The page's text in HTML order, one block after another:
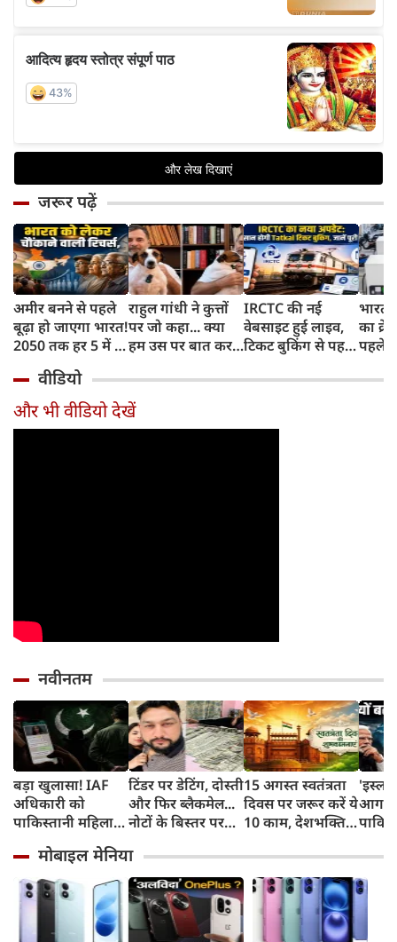
जरूर पढ़ें
अमीर बनने से पहले
बूढ़ा हो जाएगा भारत!
2050 तक हर 5 में 1
साल से ज्यादा उम्र का
राहुल गांधी ने कुत्तों
पर जो कहा... क्या
हम उस पर बात कर
IRCTC की नई
वेबसाइट हुई लाइव,
टिकट बुकिंग से पहले
काम, जानें पूरा
भारत
का
पहले
और
वीडियो
और भी वीडियो देखें
नवीनतम
बड़ा खुलासा! IAF
अधिकारी को
पाकिस्तानी महिला
हनीट्रैफ का शिकार,
गिरफ्तार
टिंडर पर डेटिंग, दोस्ती
और फिर ब्लैकमेल...
नोटों के बिस्तर पर
का सपना, लूट लिए 6
करोड़ रुपए
15 अगस्त स्वतंत्रता
दिवस पर जरूर करें ये
10 काम, देशभक्ति
आजादी का पर्व
बढ़ाई
मोबाइल मेनिया